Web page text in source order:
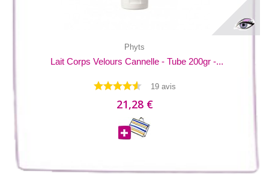
Phyts
Lait Corps Velours Cannelle - Tube 200gr -...
19 avis
21,28 €